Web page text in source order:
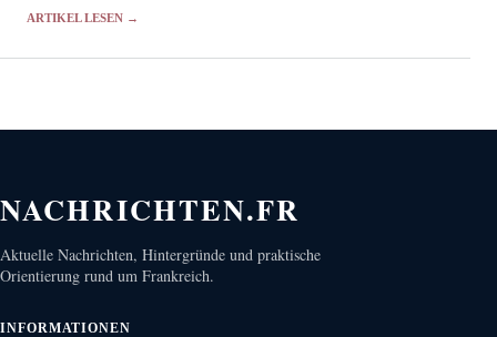
ARTIKEL LESEN →
NACHRICHTEN.FR
Aktuelle Nachrichten, Hintergründe und praktische
Orientierung rund um Frankreich.
INFORMATIONEN